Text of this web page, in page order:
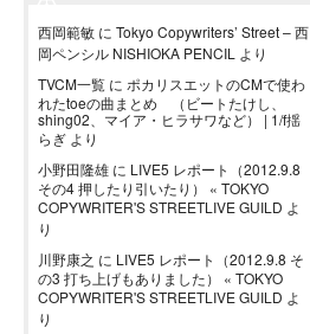
西岡範敏 に Tokyo Copywriters’ Street – 西
岡ペンシル NISHIOKA PENCIL より
TVCM一覧 に ポカリスエットのCMで使わ
れたtoeの曲まとめ （ビートたけし、
shing02、マイア・ヒラサワなど） | 1/f揺
らぎ より
小野田隆雄 に LIVE5 レポート（2012.9.8
その4 押したり引いたり） « TOKYO
COPYWRITER'S STREETLIVE GUILD よ
り
川野康之 に LIVE5 レポート（2012.9.8 そ
の3 打ち上げもありました） « TOKYO
COPYWRITER'S STREETLIVE GUILD よ
り